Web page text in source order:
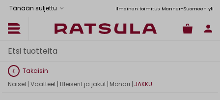
Tänään suljettuToimituskulut alk. 6,90€ Ilmainen toimitus Manner-Suomeen yli
Takaisin
Naiset| Vaatteet| Bleiserit ja jakut | Monari | JAKKU